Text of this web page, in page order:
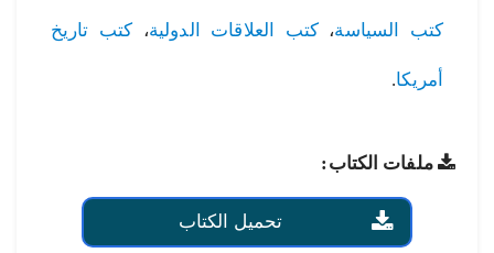
كتب السياسة،كتب العلاقات الدولية، كتب تاريخ
أمريكا.
ملفات الكتاب:
تحميل الكتاب